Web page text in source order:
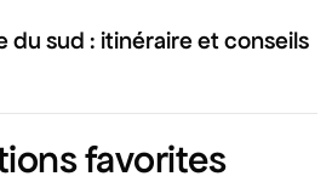
du sud : itinéraire et conseils
favorites